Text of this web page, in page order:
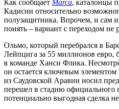
Как сообщает Marca, каталонцы
Кадисии относительно
полузащитника. Впрочем, и сам
понять – вариант с переходом не
Ольмо, который перебрался в
Лейпцига за 55 миллионов евро,
в команде Ханси Флика.
он остается ключевым
из Саудовской Аравии носил
перешел в стадию официального
потенциально выгодная сделка